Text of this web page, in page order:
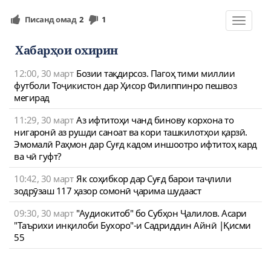
Toggle
Писанд омад 2 1
Хабарҳои охирин
12:00, 30 март Бозии тақдирсоз. Пагоҳ тими миллии
футболи Тоҷикистон дар Ҳисор Филиппинро пешвоз
мегирад
11:29, 30 март Аз ифтитоҳи чанд бинову корхона то
нигаронӣ аз рушди саноат ва кори ташкилотҳои қарзӣ.
Эмомалӣ Раҳмон дар Суғд кадом иншоотро ифтитоҳ кард
ва чӣ гуфт?
10:42, 30 март Як соҳибкор дар Суғд барои таҷлили
зодрӯзаш 117 ҳазор сомонӣ ҷарима шудааст
09:30, 30 март "Аудиокитоб" бо Субҳон Ҷалилов. Асари
"Таърихи инқилоби Бухоро"-и Садриддин Айнӣ |Қисми
55